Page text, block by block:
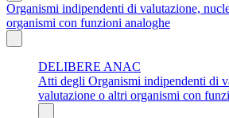
Organismi indipendenti di valutazione,
organismi con funzioni analoghe
DELIBERE ANAC
Atti degli Organismi indipendenti di
valutazione o altri organismi con